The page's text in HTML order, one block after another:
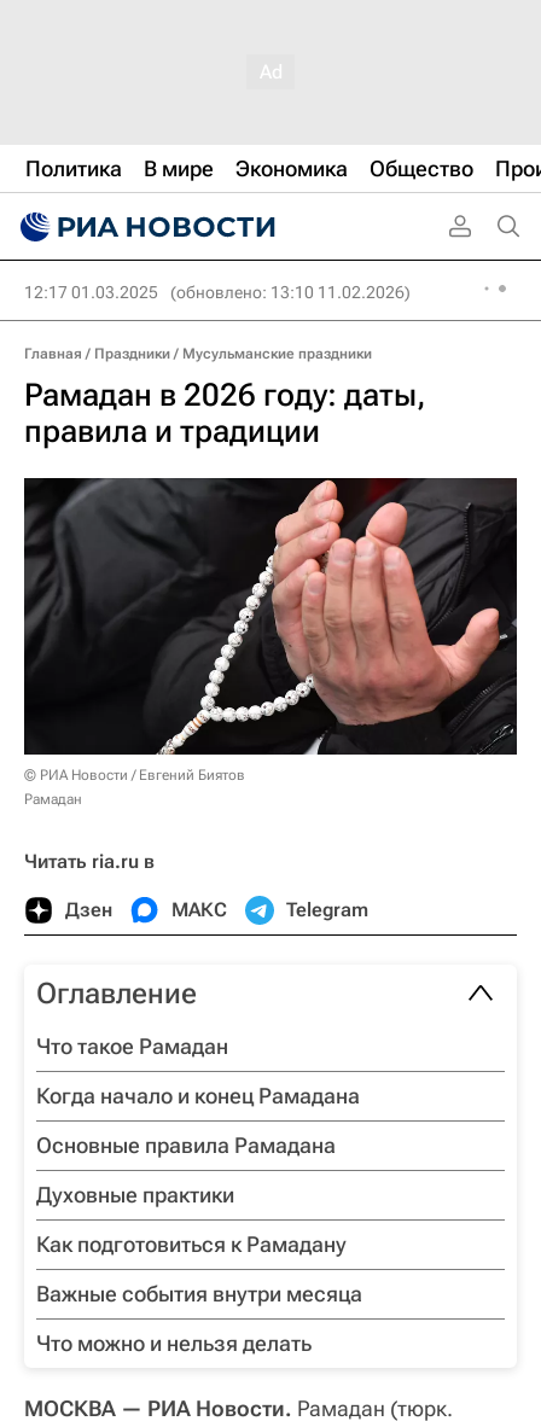
Политика В мире Экономика Общество
12:17 01.03.2025 (обновлено: 13:10 11.02.2026)
Главная / Праздники / Мусульманские праздники
Рамадан в 2026 году: даты,
правила и традиции
© РИА Новости / Евгений Биятов
Рамадан
Читать ria.ru в
Дзен МАКС Telegram
Оглавление
Что такое Рамадан
Когда начало и конец Рамадана
Основные правила Рамадана
Духовные практики
Как подготовиться к Рамадану
Важные события внутри месяца
Что можно и нельзя делать
МОСКВА — РИА Новости. Рамадан (тюрк.